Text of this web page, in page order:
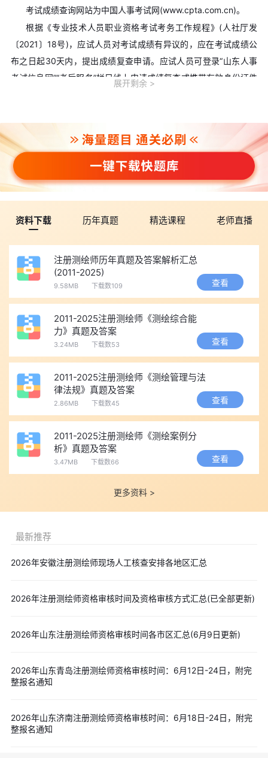
考试成绩查询网站为中国人事考试网(www.cpta.com.cn)。
根据《专业技术人员职业资格考试考务工作规程》(人社厅发
〔2021〕18号)，应试人员对考试成绩有异议的，应在考试成绩公
布之日起30天内，提出成绩复查申请。应试人员可登录“山东人事
考试信息网”“考后服务”栏目线上申请成绩复查或携带有效身份证件
自行查看。
(二)证书办理
电子证书通过中国人事考试网“证书查验”栏目查询、下载。纸
质证书由市人事考试测评中心负责发放，可登录山东人事考试信息
四、报考条件
(一)级别为考全科(三科)的报考条件
按照《人力资源社会保障部关于降低或取消部分准入类职业资
格考试工作年限要求有关事项的通知》(人社部发〔2022〕8号)要
求，凡中华人民共和国公民，遵守国家法律、法规，恪守职业道
德，并具备下列条件之一的，可申请参加注册测绘师职业资格考
试：
1.取得测绘类专业大学专科学历，从事测绘业务工作满4年。
3.取得含测绘类专业在内的双学士学位或者测绘类专业研究生
班毕业，从事测绘业务工作满2年。
4.取得测绘类专业硕士学位，从事测绘业务工作满1年。
5.取得测绘类专业博士学位。
6.取得其他理学类或者工学类专业学历或者学位的人员，其从
(二)级别为免一科的报考条件
能力》科目，只参加《测绘管理与法律法规》、《测绘案例分析》
费。
审核时间：2026年6月17日9∶00—6月24日16∶00;
员，应在报名前完成用户注册，并上传近期彩色标准1寸半身免
展开剩余
资料下载 历年真题 精选课程 老师直播
注册测绘师历年真题及答案解析汇总
(2011-2025)
9.58MB 下载数109 查看
2011-2025注册测绘师《测绘综合能
力》真题及答案
3.24MB 下载数53 查看
2011-2025注册测绘师《测绘管理与法
律法规》真题及答案
2.86MB 下载数45 查看
2011-2025注册测绘师《测绘案例分
析》真题及答案
3.47MB 下载数66 查看
更多资料 >
最新推荐
2026年安徽注册测绘师现场人工核查安排各地区汇总
2026年注册测绘师资格审核时间及资格审核方式汇总(已全部更新)
2026年山东注册测绘师资格审核时间各市区汇总(6月9日更新)
2026年山东青岛注册测绘师资格审核时间：6月12日-24日，附完
整报名通知
2026年山东济南注册测绘师资格审核时间：6月18日-24日，附完
整报名通知